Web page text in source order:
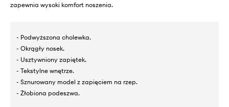
zapewnia wysoki komfort noszenia.
- Podwyższona cholewka.
- Okrągły nosek.
- Usztywniony zapiętek.
- Tekstylne wnętrze.
- Sznurowany model z zapięciem na rzep.
- Żłobiona podeszwa.